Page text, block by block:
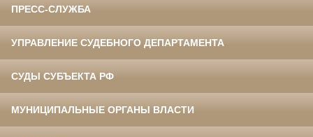
ПРЕСС-СЛУЖБА
УПРАВЛЕНИЕ СУДЕБНОГО ДЕПАРТАМЕНТА
СУДЫ СУБЪЕКТА РФ
МУНИЦИПАЛЬНЫЕ ОРГАНЫ ВЛАСТИ